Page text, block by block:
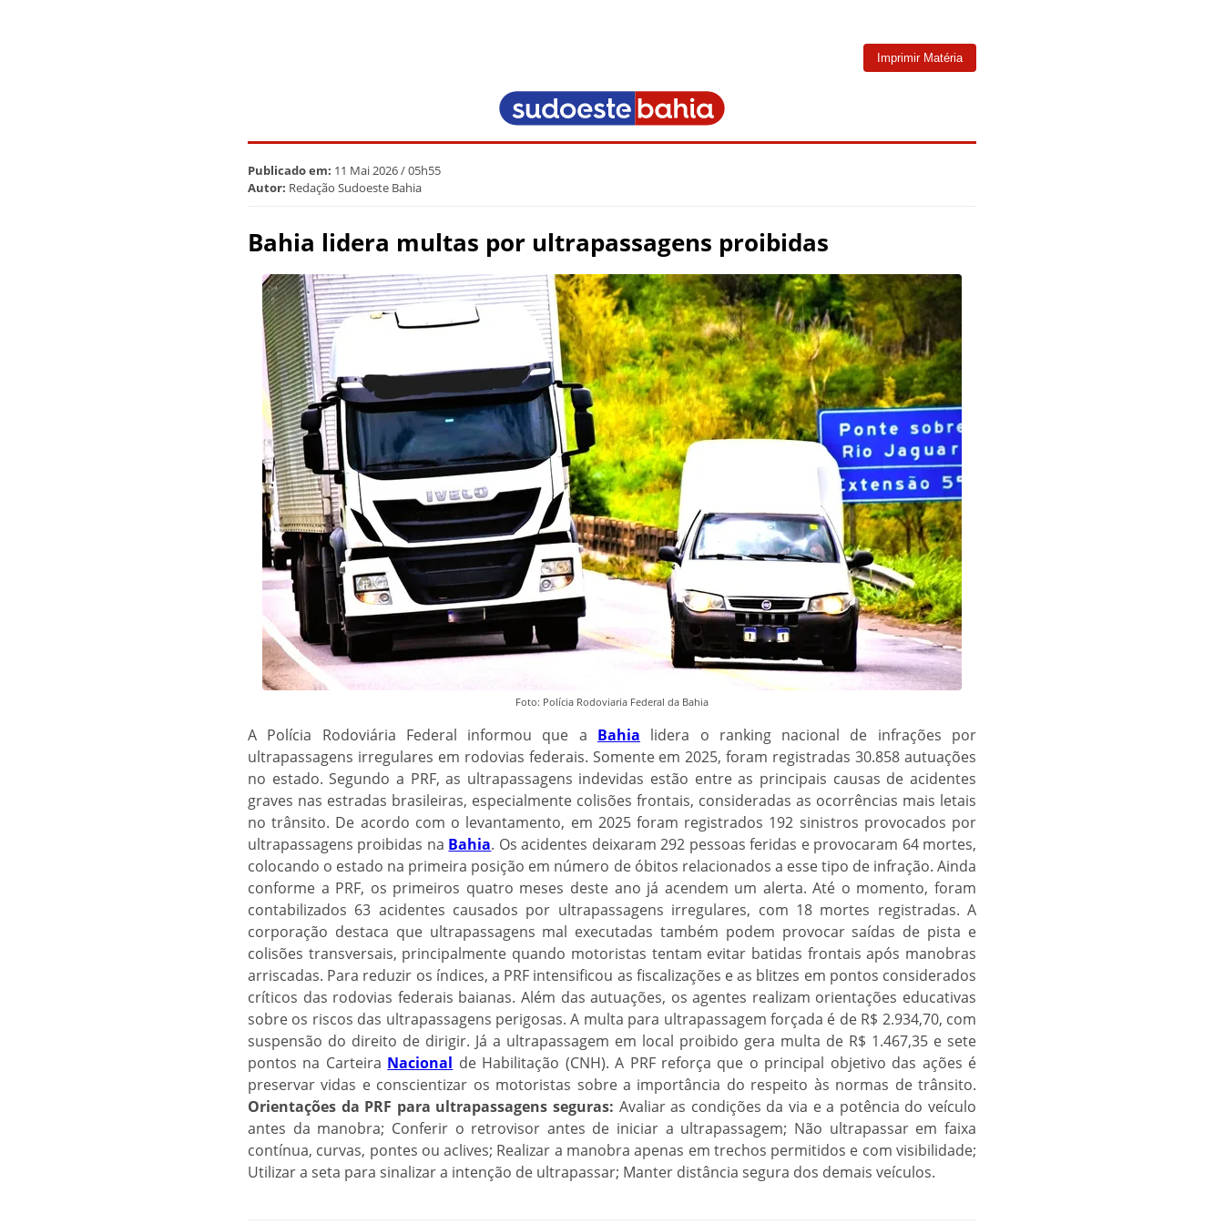
Imprimir Matéria
Publicado em: 11 Mai 2026 / 05h55
Autor: Redação Sudoeste Bahia
Bahia lidera multas por ultrapassagens proibidas
Foto: Polícia Rodoviaria Federal da Bahia
A Polícia Rodoviária Federal informou que a Bahia lidera o ranking nacional de infrações por
ultrapassagens irregulares em rodovias federais. Somente em 2025, foram registradas 30.858 autuações
no estado. Segundo a PRF, as ultrapassagens indevidas estão entre as principais causas de acidentes
graves nas estradas brasileiras, especialmente colisões frontais, consideradas as ocorrências mais letais
no trânsito. De acordo com o levantamento, em 2025 foram registrados 192 sinistros provocados por
ultrapassagens proibidas na Bahia. Os acidentes deixaram 292 pessoas feridas e provocaram 64 mortes,
colocando o estado na primeira posição em número de óbitos relacionados a esse tipo de infração. Ainda
conforme a PRF, os primeiros quatro meses deste ano já acendem um alerta. Até o momento, foram
contabilizados 63 acidentes causados por ultrapassagens irregulares, com 18 mortes registradas. A
corporação destaca que ultrapassagens mal executadas também podem provocar saídas de pista e
colisões transversais, principalmente quando motoristas tentam evitar batidas frontais após manobras
arriscadas. Para reduzir os índices, a PRF intensificou as fiscalizações e as blitzes em pontos considerados
críticos das rodovias federais baianas. Além das autuações, os agentes realizam orientações educativas
sobre os riscos das ultrapassagens perigosas. A multa para ultrapassagem forçada é de R$ 2.934,70, com
suspensão do direito de dirigir. Já a ultrapassagem em local proibido gera multa de R$ 1.467,35 e sete
pontos na Carteira Nacional de Habilitação (CNH). A PRF reforça que o principal objetivo das ações é
preservar vidas e conscientizar os motoristas sobre a importância do respeito às normas de trânsito.
Orientações da PRF para ultrapassagens seguras: Avaliar as condições da via e a potência do veículo
antes da manobra; Conferir o retrovisor antes de iniciar a ultrapassagem; Não ultrapassar em faixa
contínua, curvas, pontes ou aclives; Realizar a manobra apenas em trechos permitidos e com visibilidade;
Utilizar a seta para sinalizar a intenção de ultrapassar; Manter distância segura dos demais veículos.